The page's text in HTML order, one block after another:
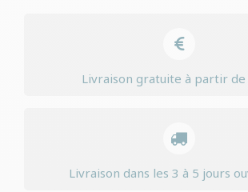
Livraison gratuite à partir de
Livraison dans les 3 à 5 jours